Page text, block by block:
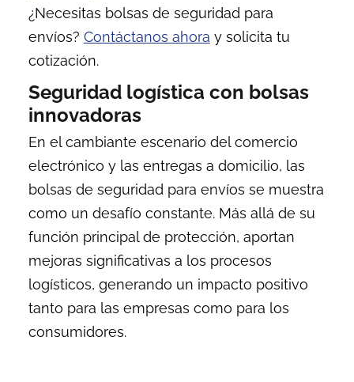
¿Necesitas bolsas de seguridad para
envíos? Contáctanos ahora y solicita tu
cotización.
Seguridad logística con bolsas
innovadoras
En el cambiante escenario del comercio
electrónico y las entregas a domicilio, las
bolsas de seguridad para envíos se muestra
como un desafío constante. Más allá de su
función principal de protección, aportan
mejoras significativas a los procesos
logísticos, generando un impacto positivo
tanto para las empresas como para los
consumidores.